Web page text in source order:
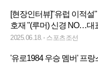
[현장인터뷰]"유럽 이적설"
호재 "(루머) 신경 NO…대
집중할 것"
2025.06.18. 스포츠조선
'유로1984 우승 멤버' 프랑